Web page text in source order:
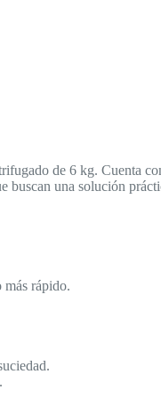
de 6 kg. Cuenta
una solución
más rápido.